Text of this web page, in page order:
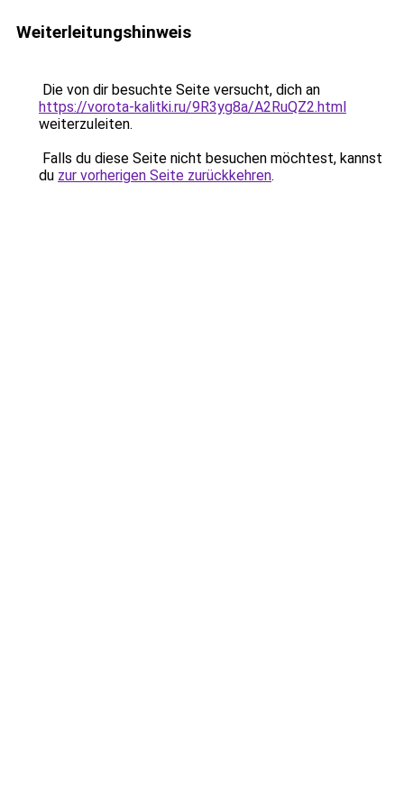
Weiterleitungshinweis
Die von dir besuchte Seite versucht, dich an
https://vorota-kalitki.ru/9R3yg8a/A2RuQZ2.html
weiterzuleiten.
Falls du diese Seite nicht besuchen möchtest, kannst
du zur vorherigen Seite zurückkehren.